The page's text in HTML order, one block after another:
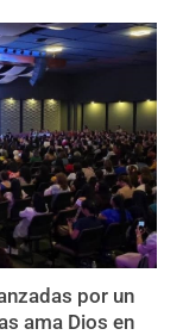
por un
ama Dios en